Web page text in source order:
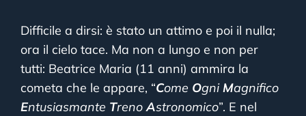
Difficile a dirsi: è stato un attimo e poi il nulla;
ora il cielo tace. Ma non a lungo e non per
tutti: Beatrice Maria (11 anni) ammira la
cometa che le appare, “Come OgniMagnifico
Entusiasmante TrenoAstronomico”. E nel